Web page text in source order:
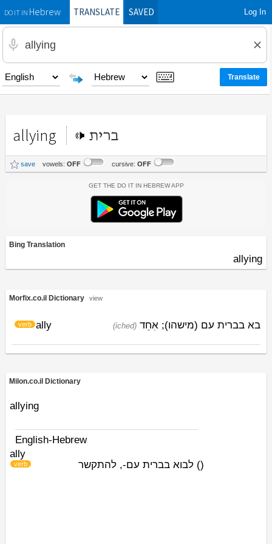
DO IT INHebrewTRANSLATE SAVED Log In
allying ברית
save vowels: OFF cursive: OFF
Get the Do It In Hebrew App
Bing Translation
allying
Morfix.co.il Dictionary view
ally
verb בא בברית עם (מישהו); (iched) אִחֵד
Milon.co.il Dictionary
allying
English-Hebrew
ally
(
verb ) לבוא בברית עם-, להתקשר